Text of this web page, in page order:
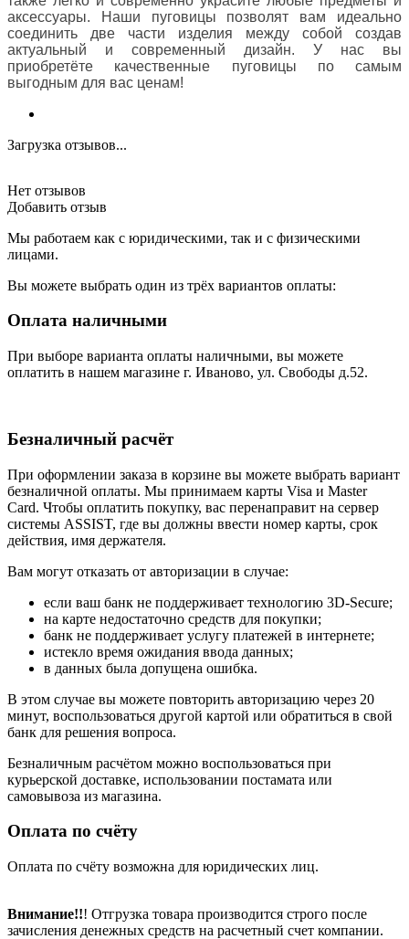
аксессуары. Наши пуговицы позволят вам идеально
соединить две части изделия между собой создав
актуальный и современный дизайн. У нас вы
приобретёте качественные пуговицы по самым
выгодным для вас ценам!
Загрузка отзывов...
Нет отзывов
Добавить отзыв
Мы работаем как с юридическими, так и с физическими
лицами.
Вы можете выбрать один из трёх вариантов оплаты:
Оплата наличными
При выборе варианта оплаты наличными, вы можете
оплатить в нашем магазине г. Иваново, ул. Свободы д.52.
Безналичный расчёт
При оформлении заказа в корзине вы можете выбрать вариант
безналичной оплаты. Мы принимаем карты Visa и Master
Card. Чтобы оплатить покупку, вас перенаправит на сервер
системы ASSIST, где вы должны ввести номер карты, срок
действия, имя держателя.
Вам могут отказать от авторизации в случае:
если ваш банк не поддерживает технологию 3D-Secure;
на карте недостаточно средств для покупки;
банк не поддерживает услугу платежей в интернете;
истекло время ожидания ввода данных;
в данных была допущена ошибка.
В этом случае вы можете повторить авторизацию через 20
минут, воспользоваться другой картой или обратиться в свой
банк для решения вопроса.
Безналичным расчётом можно воспользоваться при
курьерской доставке, использовании постамата или
самовывоза из магазина.
Оплата по счёту
Оплата по счёту возможна для юридических лиц.
Внимание!!! Отгрузка товара производится строго после
зачисления денежных средств на расчетный счет компании.